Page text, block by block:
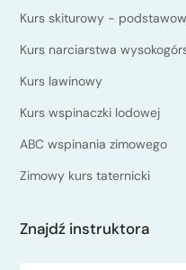
Kurs skiturowy -
Kurs narciarstwa
Kurs lawinowy
Kurs wspinaczki lodowej
ABC wspinania zimowego
Zimowy kurs taternicki
Znajdź instruktora